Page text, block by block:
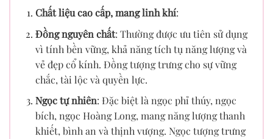
Chất liệu cao cấp, mang linh khí:
Đồng nguyên chất: Thường được ưu tiên sử dụng
vì tính bền vững, khả năng tích tụ năng lượng và
vẻ đẹp cổ kính. Đồng tượng trưng cho sự vững
chắc, tài lộc và quyền lực.
Ngọc tự nhiên: Đặc biệt là ngọc phỉ thúy, ngọc
bích, ngọc Hoàng Long, mang năng lượng thanh
khiết, bình an và thịnh vượng. Ngọc tượng trưng